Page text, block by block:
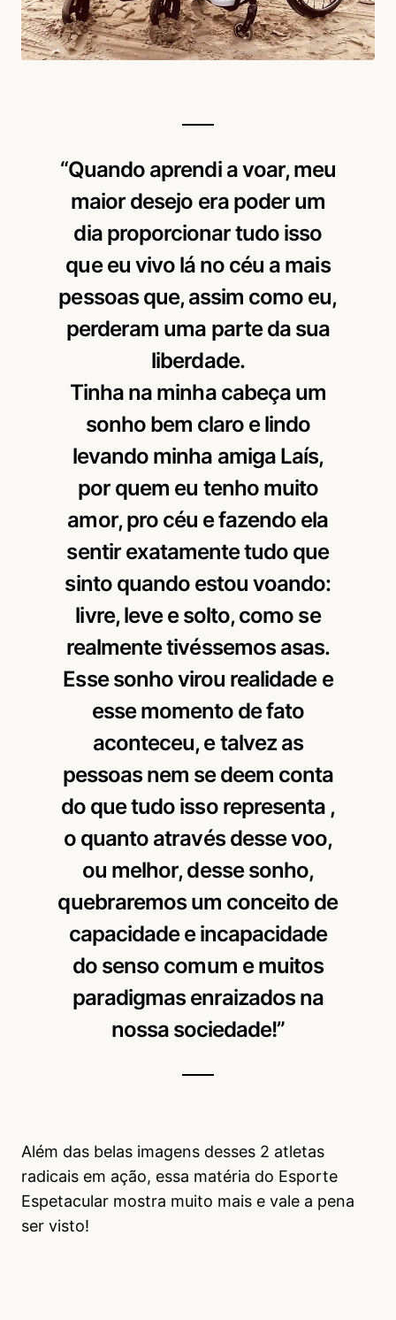
“Quando aprendi a voar, meu
maior desejo era poder um
dia proporcionar tudo isso
que eu vivo lá no céu a mais
pessoas que, assim como eu,
perderam uma parte da sua
liberdade.
Tinha na minha cabeça um
sonho bem claro e lindo
levando minha amiga Laís,
por quem eu tenho muito
amor, pro céu e fazendo ela
sentir exatamente tudo que
sinto quando estou voando:
livre, leve e solto, como se
realmente tivéssemos asas.
Esse sonho virou realidade e
esse momento de fato
aconteceu, e talvez as
pessoas nem se deem conta
do que tudo isso representa ,
o quanto através desse voo,
ou melhor, desse sonho,
quebraremos um conceito de
capacidade e incapacidade
do senso comum e muitos
paradigmas enraizados na
nossa sociedade!”
Além das belas imagens desses 2 atletas
radicais em ação, essa matéria do Esporte
Espetacular mostra muito mais e vale a pena
ser visto!